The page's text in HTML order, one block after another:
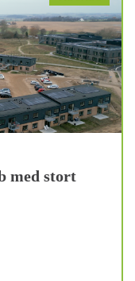
med stort